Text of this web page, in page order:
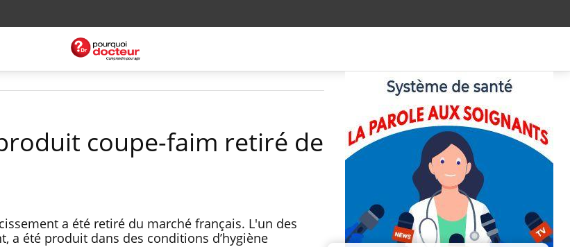
coupe-faim retiré de
a été retiré du marché français. L'un des
a été produit dans des conditions d’hygiène